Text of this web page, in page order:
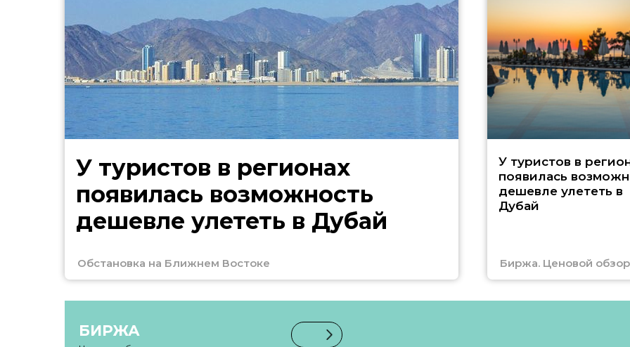
У туристов в регионах
появилась возможность
дешевле улететь в Дубай
Обстановка на Ближнем Востоке
У туристов в
появилась
дешевле улететь в
Дубай
Биржа. Ценовой обзор
БИРЖА